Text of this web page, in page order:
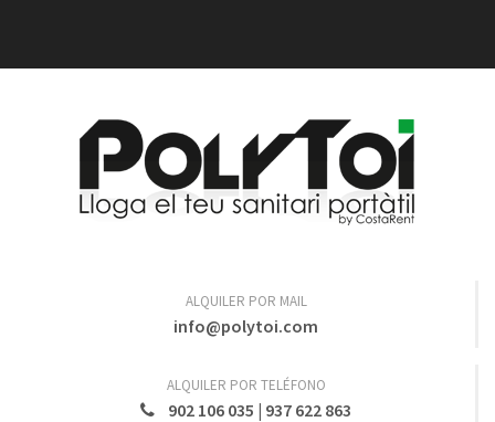
ALQUILER POR MAIL
info@polytoi.com
ALQUILER POR TELÉFONO
902 106 035 | 937 622 863